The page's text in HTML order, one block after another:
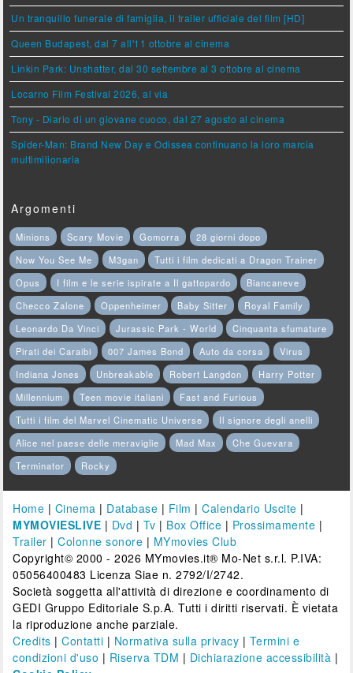
Un tranquillo funerale di famiglia, il trailer ufficiale del film [HD]
Queen Budapest, dal 7 all'11 ottobre al cinema
Linkin Park: Unshatter, dal 30 settembre al 3 ottobre al cinema
Locarno Film Festival 2026, al via
Tony - Diario di un giovane cuoco, dal 27 agosto al cinema
Spider-Man: Brand New Day e Odissea continuano la loro marcia
multimilionaria
Argomenti
Minions Scary Movie Gomorra
28 giorni dopo
Now You See Me
M3gan
Tutti i film dedicati a Dragon Trainer
Opus
I film e le serie ispirate a Il gattopardo
Biancaneve
Checco Zalone
Oppenheimer Baby Sitter
Royal Family
Leonardo Da Vinci
Jurassic Park - World
Cinquanta sfumature
Pirati dei Caraibi
007 James Bond Auto da corsa
Virus
Indiana Jones
Unbreakable Robert Langdon
Harry Potter
Millennium
Teen movie italiani
Fast and Furious
Tutti i film del Marvel Cinematic Universe
Il signore degli anelli
Alice nel paese delle meraviglie
Mad Max
Che Guevara
Terminator
Rocky
Home | Cinema | Database | Film |Calendario Uscite |
MYMOVIESLIVE | Dvd | Tv | Box Office | Prossimamente |
Trailer |Colonne sonore | MYmovies Club
Copyright© 2000 - 2026 MYmovies.it® Mo-Net s.r.l. P.IVA:
05056400483 Licenza Siae n. 2792/I/2742.
Società soggetta all'attività di direzione e coordinamento di
GEDI Gruppo Editoriale S.p.A. Tutti i diritti riservati. È vietata
la riproduzione anche parziale.
Credits |Contatti | Normativa sulla privacy | Termini e
condizioni d'uso | Riserva TDM | Dichiarazione accessibilità |